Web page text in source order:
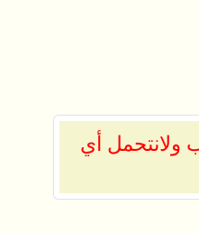
ولانتحمل أي